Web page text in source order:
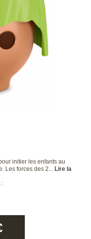
initier les enfants au
Les forces des 2... Lire la
: